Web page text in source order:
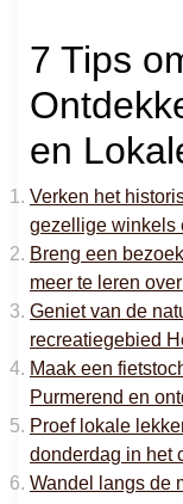
7 Tips
en
Verken het
gezellige winkels
Breng een
meer te leren
Geniet van de
recreatiegebied
Maak een
Purmerend en
Proef lokale
donderdag in het
Wandel langs de